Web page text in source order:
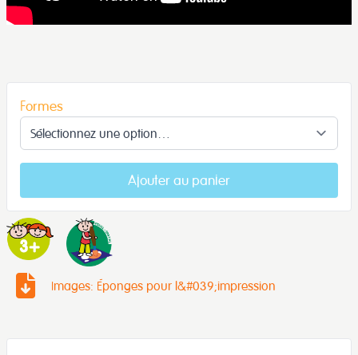
Formes
Ajouter au panier
Images: Éponges pour l&#039;impression